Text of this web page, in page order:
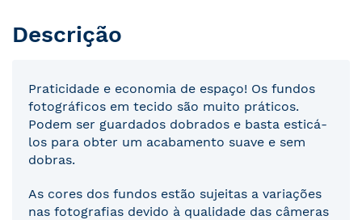
Descrição
Praticidade e economia de espaço! Os fundos
fotográficos em tecido são muito práticos.
Podem ser guardados dobrados e basta esticá-
los para obter um acabamento suave e sem
dobras.
As cores dos fundos estão sujeitas a variações
nas fotografias devido à qualidade das câmeras